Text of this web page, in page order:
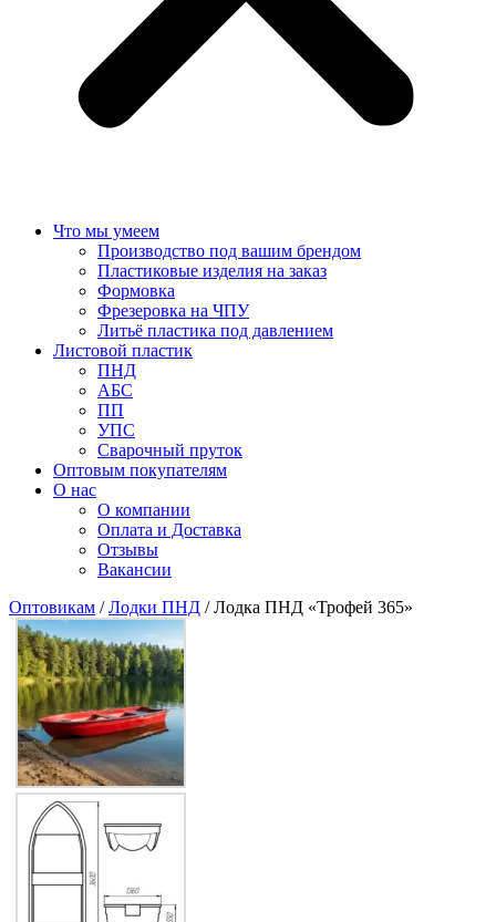
Что мы умеем
Производство под вашим брендом
Пластиковые изделия на заказ
Формовка
Фрезеровка на ЧПУ
Литьё пластика под давлением
Листовой пластик
ПНД
АБС
ПП
УПС
Сварочный пруток
Оптовым покупателям
О нас
О компании
Оплата и Доставка
Отзывы
Вакансии
Оптовикам /Лодки ПНД / Лодка ПНД «Трофей 365»